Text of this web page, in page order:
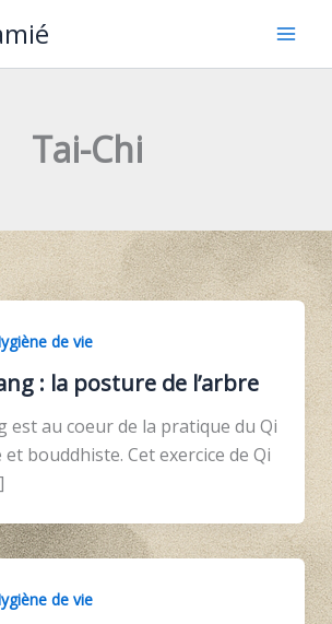
Tai-Chi
de vie
: la posture de l’arbre
est au coeur de la pratique du Qi
bouddhiste. Cet exercice de Qi
de vie